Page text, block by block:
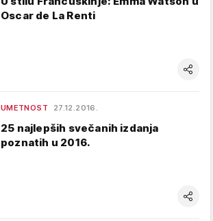
Oscar de La Renti
UMETNOST 27.12.2016.
25 najlepših svečanih izdanja
poznatih u 2016.